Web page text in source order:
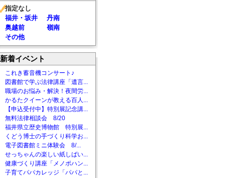
指定なし
福井・坂井
丹南
奥越前
嶺南
その他
新着イベント
これき蓄音機コンサート♪
図書館で学ぶ法律講座「遺言...
職場のお悩み・解決！夜間労...
かるたクイーンが教える百人...
【申込受付中】特別展記念講...
無料法律相談会 8/20
福井県立歴史博物館 特別展...
くどう博士の手づくり科学お...
電子図書館ミニ体験会 8/...
せっちゃんの楽しい紙しばい...
健康づくり講座「メノポハン...
子育てパパカレッジ「パパと...